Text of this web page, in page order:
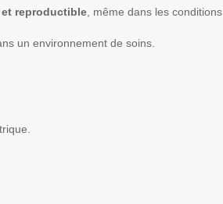
reproductible , même dans les conditions
un environnement de soins.